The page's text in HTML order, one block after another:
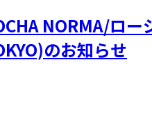
NORMA/ロー
のお知らせ